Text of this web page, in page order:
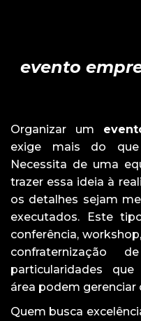
evento
Organizar um
exige mais do
Necessita de uma
trazer essa ideia à
os detalhes sejam
executados. Este
conferência,
particularidades
área podem gerenciar
Quem busca